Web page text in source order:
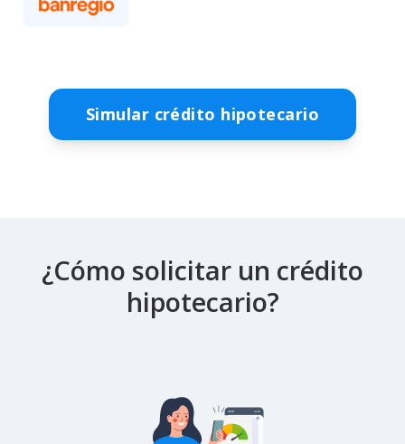
Simular crédito hipotecario
¿Cómo solicitar un crédito
hipotecario?